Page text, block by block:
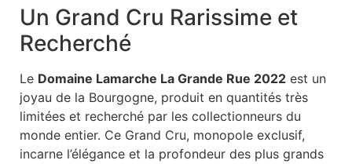
Un Grand Cru Rarissime et
Recherché
Le Domaine Lamarche La Grande Rue 2022 est un
joyau de la Bourgogne, produit en quantités très
limitées et recherché par les collectionneurs du
monde entier. Ce Grand Cru, monopole exclusif,
incarne l’élégance et la profondeur des plus grands